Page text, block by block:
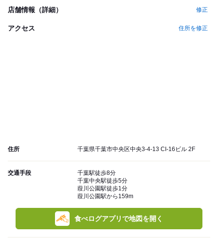
店舗情報（詳細） 修正
アクセス 住所を修正
住所 千葉県千葉市中央区中央3-4-13 CI-16ビル 2F
交通手段
千葉駅徒歩8分
千葉中央駅徒歩5分
葭川公園駅徒歩1分
葭川公園駅から159m
食べログアプリで地図を開く